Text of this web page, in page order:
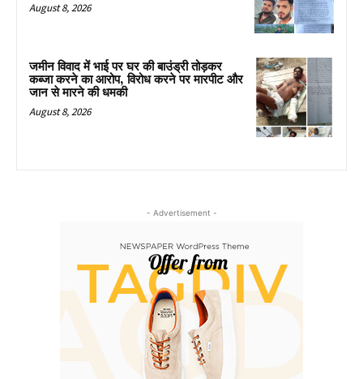
August 8, 2026
जमीन विवाद में भाई पर घर की बाउंड्री तोड़कर
कब्जा करने का आरोप, विरोध करने पर मारपीट और
जान से मारने की धमकी
August 8, 2026
- Advertisement -